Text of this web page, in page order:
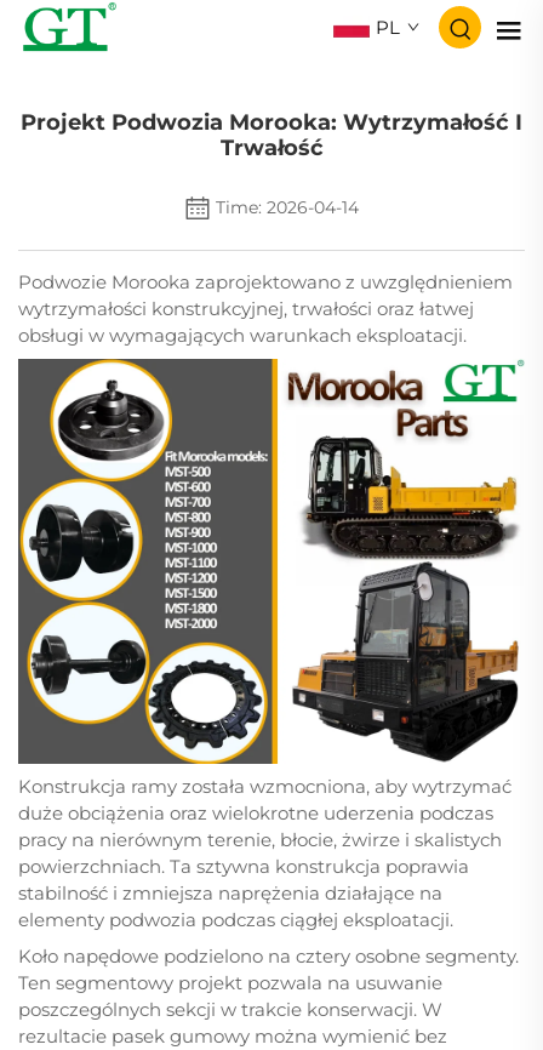
PL
Projekt Podwozia Morooka: Wytrzymałość I
Trwałość
Time: 2026-04-14
Podwozie Morooka zaprojektowano z uwzględnieniem
wytrzymałości konstrukcyjnej, trwałości oraz łatwej
obsługi w wymagających warunkach eksploatacji.
Konstrukcja ramy została wzmocniona, aby wytrzymać
duże obciążenia oraz wielokrotne uderzenia podczas
pracy na nierównym terenie, błocie, żwirze i skalistych
powierzchniach. Ta sztywna konstrukcja poprawia
stabilność i zmniejsza naprężenia działające na
elementy podwozia podczas ciągłej eksploatacji.
Koło napędowe podzielono na cztery osobne segmenty.
Ten segmentowy projekt pozwala na usuwanie
poszczególnych sekcji w trakcie konserwacji. W
rezultacie pasek gumowy można wymienić bez